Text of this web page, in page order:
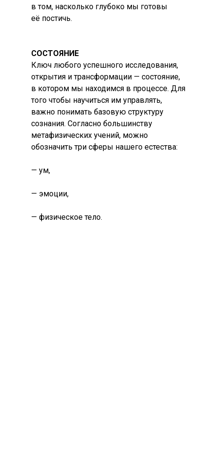
в том, насколько глубоко мы готовы
её постичь.
СОСТОЯНИЕ
Ключ любого успешного исследования,
открытия и трансформации — состояние,
в котором мы находимся в процессе. Для
того чтобы научиться им управлять,
важно понимать базовую структуру
сознания. Согласно большинству
метафизических учений, можно
обозначить три сферы нашего естества:
— ум,
— эмоции,
— физическое тело.